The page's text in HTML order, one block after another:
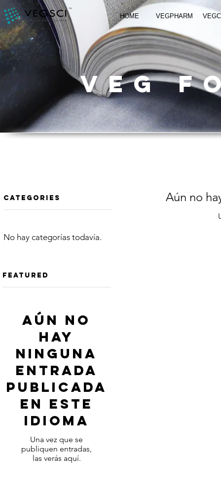
HOME VEGPHARM
VEG
Featured
Aún no
hay
ninguna
entrada
publicada
en este
idioma
Una vez que se
publiquen entradas,
las verás aquí.
No hay categorías todavía.
​Categories Aún no